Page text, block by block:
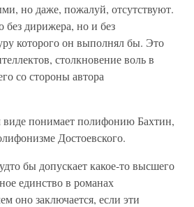
но даже, пожалуй, отсутствуют.
без дирижера, но и без
которого он выполнял бы. Это
столкновение воль в
со стороны автора
виде понимает полифонию Бахтин,
Достоевского.
бы допускает какое-то высшего
единство в романах
оно заключается, если эти